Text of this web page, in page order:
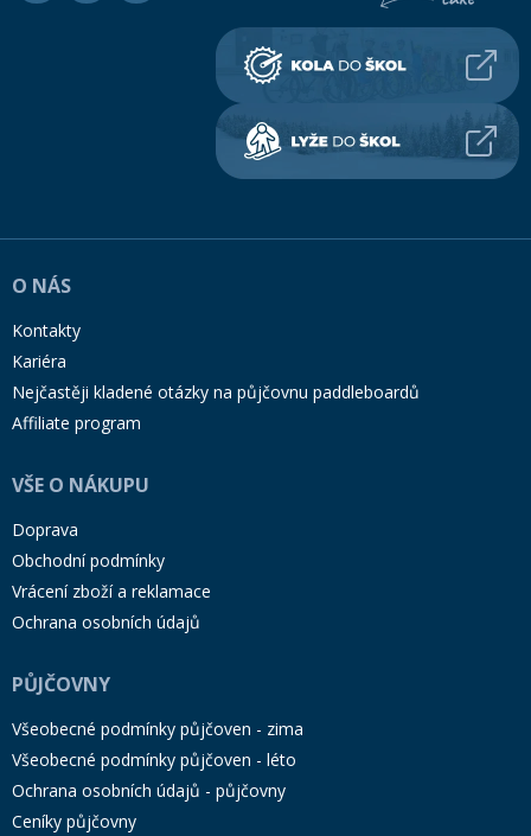
O NÁS
Kontakty
Kariéra
Nejčastěji kladené otázky na půjčovnu paddleboardů
Affiliate program
VŠE O NÁKUPU
Doprava
Obchodní podmínky
Vrácení zboží a reklamace
Ochrana osobních údajů
PŮJČOVNY
Všeobecné podmínky půjčoven - zima
Všeobecné podmínky půjčoven - léto
Ochrana osobních údajů - půjčovny
Ceníky půjčovny